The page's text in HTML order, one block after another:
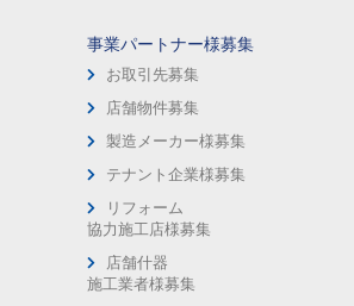
事業パートナー様募集
お取引先募集
店舗物件募集
製造メーカー様募集
テナント企業様募集
リフォーム
協力施工店様募集
店舗什器
施工業者様募集